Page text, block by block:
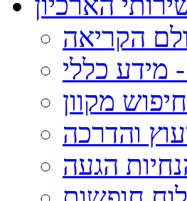
הקריאה
מידע כללי
חיפוש מקוון
והדרכה
הגעה